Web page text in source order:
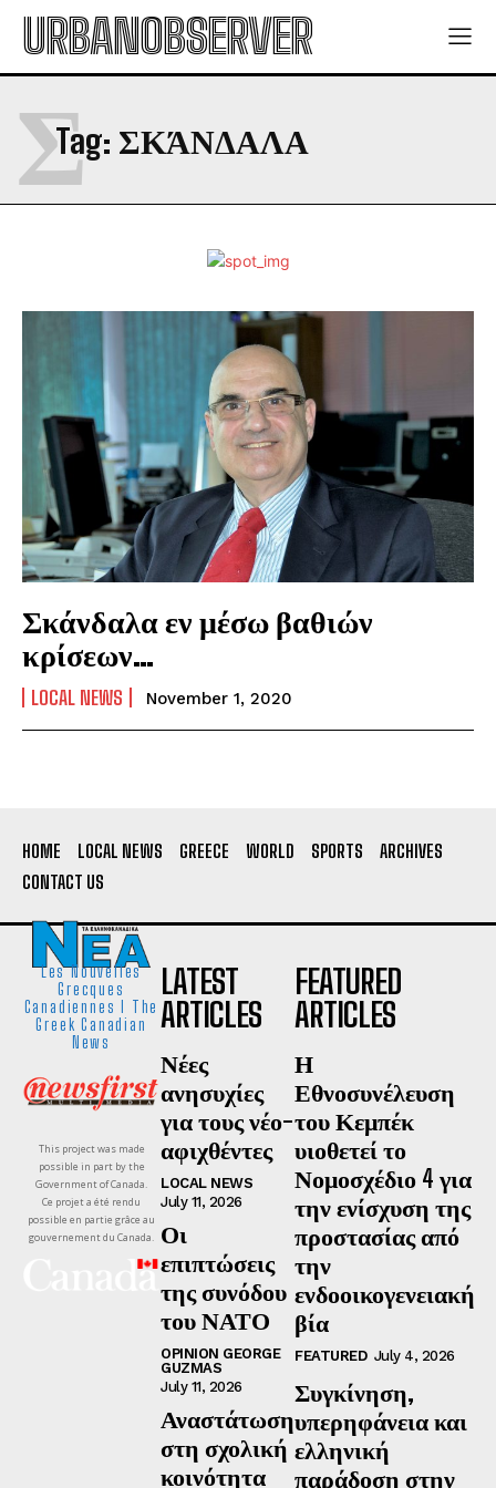
URBANOBSERVER
Tag: ΣΚΆΝΔΑΛΑ
Σ
Σκάνδαλα εν μέσω βαθιών
κρίσεων…
LOCAL NEWS November 1, 2020
HOME LOCAL NEWS GREECE WORLD SPORTS
ARCHIVES
CONTACT US
Les Nouvelles
Grecques
Canadiennes I The
Greek Canadian
News
This project was made
possible in part by the
Government of Canada.
Ce projet a été rendu
possible en partie grâce au
gouvernement du Canada.
LATEST
ARTICLES
Νέες
ανησυχίες
για τους νέο-
αφιχθέντες
LOCAL NEWS
July 11, 2026
Οι
επιπτώσεις
της συνόδου
του ΝΑΤΟ
OPINION GEORGE
GUZMAS
July 11, 2026
Αναστάτωση
στη σχολική
κοινότητα
FEATURED
ARTICLES
Η
Εθνοσυνέλευση
του Κεμπέκ
υιοθετεί το
Νομοσχέδιο 4 για
την ενίσχυση της
προστασίας από
την
ενδοοικογενειακή
βία
FEATURED July 4, 2026
Συγκίνηση,
υπερηφάνεια και
ελληνική
παράδοση στην